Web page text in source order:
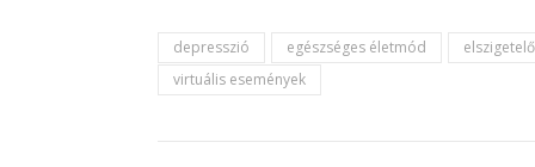
depresszió egészséges életmód
virtuális események